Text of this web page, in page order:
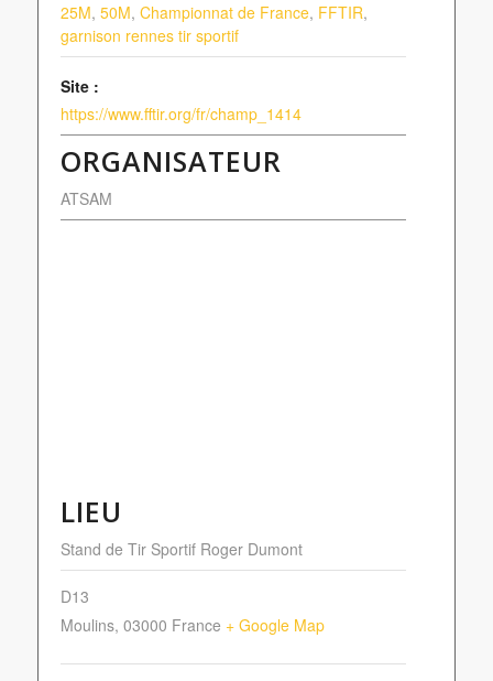
25M, 50M, Championnat de France, FFTIR,
garnison rennes tir sportif
Site :
https://www.fftir.org/fr/champ_1414
ORGANISATEUR
ATSAM
LIEU
Stand de Tir Sportif Roger Dumont
D13
Moulins, 03000 France + Google Map